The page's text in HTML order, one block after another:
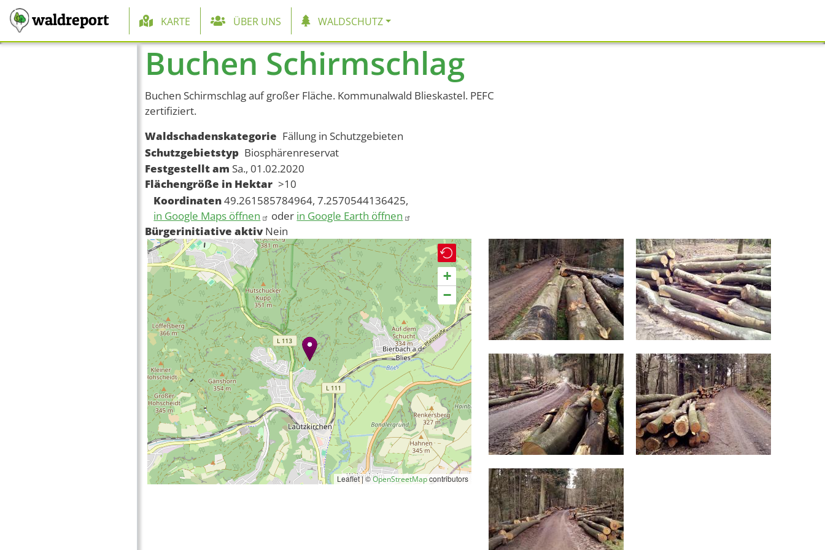
waldreport Hauptnavigation
KARTE ÜBER UNS WALDSCHUTZ
Buchen Schirmschlag
Buchen Schirmschlag auf großer Fläche. Kommunalwald Blieskastel. PEFC
zertifiziert.
Waldschadenskategorie Fällung in Schutzgebieten
Schutzgebietstyp Biosphärenreservat
Festgestellt am Sa., 01.02.2020
Flächengröße in Hektar >10
Koordinaten49.261585784964, 7.2570544136425,
in Google Maps öffnen
oder in Google Earth öffnen
Bürgerinitiative aktiv Nein
+
−
Leaflet | ©OpenStreetMapcontributors